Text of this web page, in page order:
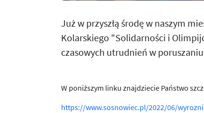
Już w przyszłą środę w naszym
Kolarskiego "Solidarności i
czasowych utrudnień w
W poniższym linku znajdziecie Państwo
https://www.sosnowiec.pl/2022/06/